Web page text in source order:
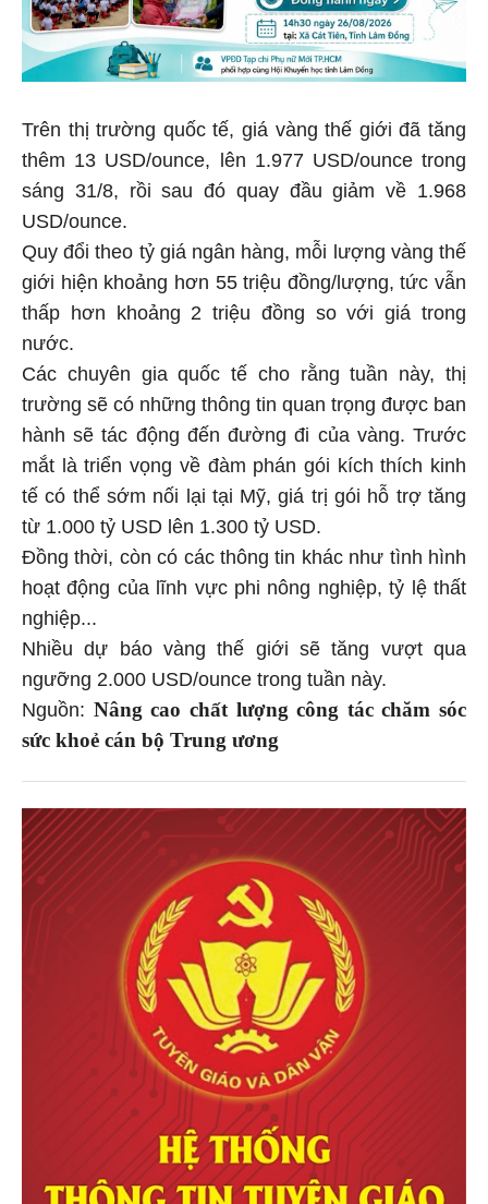
Trên thị trường quốc tế, giá vàng thế giới đã tăng
thêm 13 USD/ounce, lên 1.977 USD/ounce trong
sáng 31/8, rồi sau đó quay đầu giảm về 1.968
USD/ounce.
Quy đổi theo tỷ giá ngân hàng, mỗi lượng vàng thế
giới hiện khoảng hơn 55 triệu đồng/lượng, tức vẫn
thấp hơn khoảng 2 triệu đồng so với giá trong
nước.
Các chuyên gia quốc tế cho rằng tuần này, thị
trường sẽ có những thông tin quan trọng được ban
hành sẽ tác động đến đường đi của vàng. Trước
mắt là triển vọng về đàm phán gói kích thích kinh
tế có thể sớm nối lại tại Mỹ, giá trị gói hỗ trợ tăng
từ 1.000 tỷ USD lên 1.300 tỷ USD.
Đồng thời, còn có các thông tin khác như tình hình
hoạt động của lĩnh vực phi nông nghiệp, tỷ lệ thất
nghiệp...
Nhiều dự báo vàng thế giới sẽ tăng vượt qua
ngưỡng 2.000 USD/ounce trong tuần này.
Nguồn: Nâng cao chất lượng công tác chăm sóc
sức khoẻ cán bộ Trung ương